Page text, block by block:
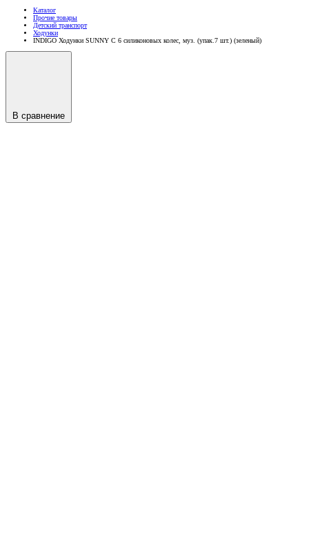
Каталог
Прочие товары
Детский транспорт
Ходунки
INDIGO Ходунки SUNNY C 6 силиконовых колес, муз. (упак.7 шт.) (зеленый)
В сравнение